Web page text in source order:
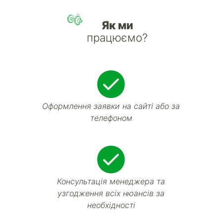
Як ми
працюємо?
Оформлення заявки на сайті або за
телефоном
Консультація менеджера та
узгодження всіх нюансів за
необхідності